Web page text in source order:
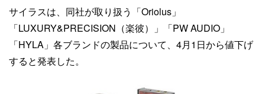
サイラスは、同社が取り扱う「Oriolus」
「LUXURY&PRECISION（楽彼）」「PW AUDIO」
「HYLA」各ブランドの製品について、4月1日から値下げ
すると発表した。